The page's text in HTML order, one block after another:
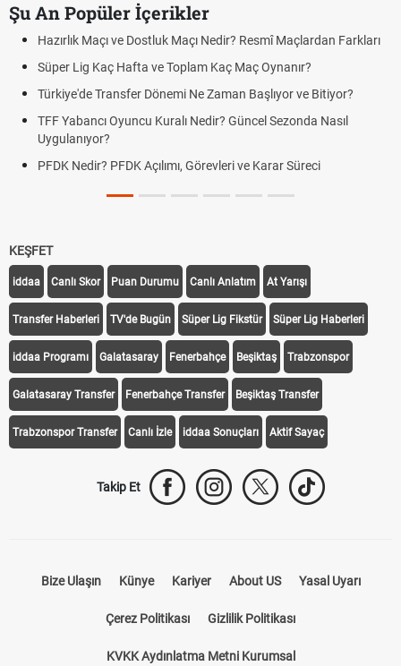
Şu An Popüler İçerikler
Hazırlık Maçı ve Dostluk Maçı Nedir? Resmî Maçlardan Farkları
Süper Lig Kaç Hafta ve Toplam Kaç Maç Oynanır?
Türkiye'de Transfer Dönemi Ne Zaman Başlıyor ve Bitiyor?
TFF Yabancı Oyuncu Kuralı Nedir? Güncel Sezonda Nasıl
Uygulanıyor?
PFDK Nedir? PFDK Açılımı, Görevleri ve Karar Süreci
KEŞFET
iddaa Canlı Skor Puan Durumu Canlı Anlatım At Yarışı
Transfer Haberleri TV'de Bugün Süper Lig Fikstür Süper Lig Haberleri
iddaa Programı Galatasaray Fenerbahçe Beşiktaş Trabzonspor
Galatasaray Transfer Fenerbahçe Transfer Beşiktaş Transfer
Trabzonspor Transfer Canlı İzle iddaa Sonuçları Aktif Sayaç
Takip Et
Bize Ulaşın Künye Kariyer About US Yasal Uyarı
Çerez Politikası Gizlilik Politikası
KVKK Aydınlatma Metni Kurumsal